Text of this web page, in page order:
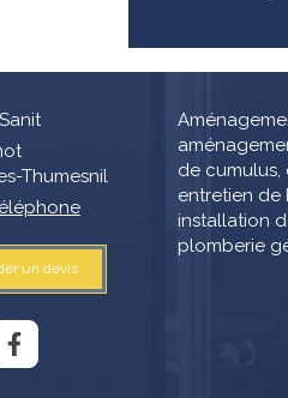
Thumesnil
un devis
de
entretien de
installation
plomberie
pour contrôler la manière dont vos